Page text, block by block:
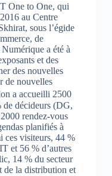
One to One, qui
au Centre
sous l’égide
de
a été à
et des
des nouvelles
de nouvelles
a accueilli 2500
de décideurs (DG,
rendez-vous
planifiés à
ces visiteurs, 44 %
et 56 % d’autres
14 % du secteur
de la distribution et